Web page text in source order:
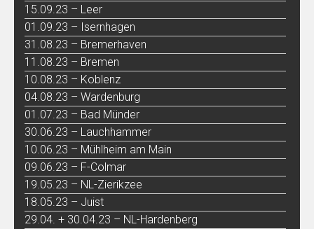
15.09.23 – Leer
01.09.23 – Isernhagen
31.08.23 – Bremerhaven
11.08.23 – Bremen
10.08.23 – Koblenz
04.08.23 – Wardenburg
01.07.23 – Bad Münder
30.06.23 – Lauchhammer
10.06.23 – Mühlheim am Main
09.06.23 – F-Colmar
19.05.23 – NL-Zierikzee
18.05.23 – Juist
29.04. + 30.04.23 – NL-Hardenberg